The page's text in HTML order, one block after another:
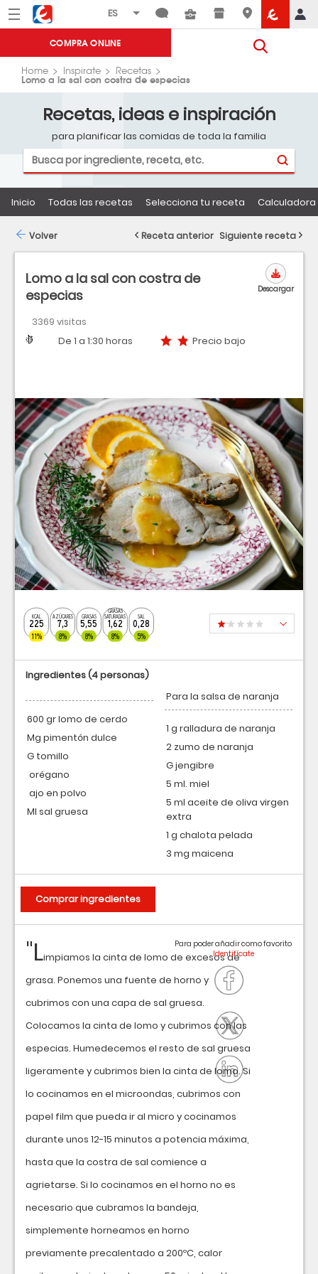
Menú Eroski
COMPRA ONLINE
Home Inspirate Recetas
Lomo a la sal con costra de especias
Recetas, ideas e inspiración
para planificar las comidas de toda la familia
Inicio Todas las recetas Selecciona tu receta
Lomo a la sal con costra de
especias
3369 visitas
Dificultad
Tiempo De 1 a 1:30 horas
Precio bajo Precio bajo
Descargar
KCAL
225
11%
AZÚCARES
7,3
8%
GRASAS
5,55
8%
GRASAS
SATURADAS
1,62
8%
SAL
0,28
5%
"Limpiamos la cinta de lomo de excesos de
grasa. Ponemos una fuente de horno y
cubrimos con una capa de sal gruesa.
Colocamos la cinta de lomo y cubrimos con las
especias. Humedecemos el resto de sal gruesa
ligeramente y cubrimos bien la cinta de lomo. Si
lo cocinamos en el microondas, cubrimos con
papel film que pueda ir al micro y cocinamos
durante unos 12-15 minutos a potencia máxima,
hasta que la costra de sal comience a
agrietarse. Si lo cocinamos en el horno no es
necesario que cubramos la bandeja,
simplemente horneamos en horno
previamente precalentado a 200ºC, calor
Para poder añadir como favorito
Ingredientes(4 personas)
600 gr lomo de cerdo
Mg pimentón dulce
G tomillo
orégano
ajo en polvo
Ml sal gruesa
Para la salsa de naranja
1 g ralladura de naranja
2 zumo de naranja
G jengibre
5 ml. miel
5 ml aceite de oliva virgen
extra
1 g chalota pelada
3 mg maicena
Comprar ingredientes
Volver Receta anterior Siguiente receta